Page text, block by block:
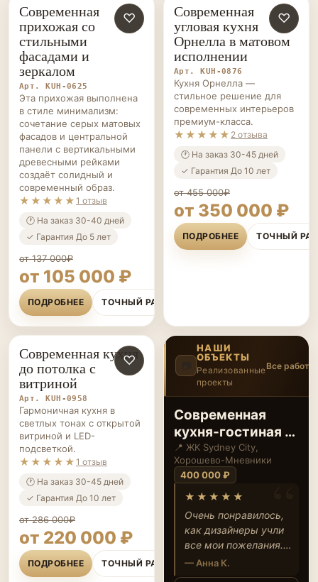
КУХНИ НА ЗАКАЗ ♡
Современная
прихожая со
стильными
фасадами и
зеркалом
Арт. KUH-0625
Эта прихожая выполнена
в стиле минимализм:
сочетание серых матовых
фасадов и центральной
панели с вертикальными
древесными рейками
создаёт солидный и
современный образ.
★★★★★ 1 отзыв
🕐 На заказ 30-40 дней
✓ Гарантия До 5 лет
от 137 000₽
от 105 000 ₽
ПОДРОБНЕЕ ТОЧНЫЙ РАСЧЁТ
КУХНИ НА ЗАКАЗ ♡
Современная
угловая кухня
Орнелла в матовом
исполнении
Арт. KUH-0876
Кухня Орнелла —
стильное решение для
современных интерьеров
премиум-класса.
★★★★★ 2 отзыва
🕐 На заказ 30-45 дней
✓ Гарантия До 10 лет
от 455 000₽
от 350 000 ₽
ПОДРОБНЕЕ ТОЧНЫЙ
КУХНИ НА ЗАКАЗ ♡
Современная кухня
до потолка с
витриной
Арт. KUH-0958
Гармоничная кухня в
светлых тонах с открытой
витриной и LED-
подсветкой.
★★★★★ 1 отзыв
🕐 На заказ 30-45 дней
✓ Гарантия До 10 лет
от 286 000₽
от 220 000 ₽
ПОДРОБНЕЕ ТОЧНЫЙ РАСЧЁТ
НАШИ
ОБЪЕКТЫ
Реализованные
проекты
Все
‹ ›
Современная
кухня с акцентом
на свет и
функциональность
📍 ЖК Sky Garden,
Покровское-Стрешнево
220 000 ₽
★★★★★
Эта кухня полностью
оправдала мои
ожидания — светлая,
удобная, всё под
рукой. Получилось
— Мария П.